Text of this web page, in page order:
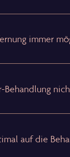
immer
auf die